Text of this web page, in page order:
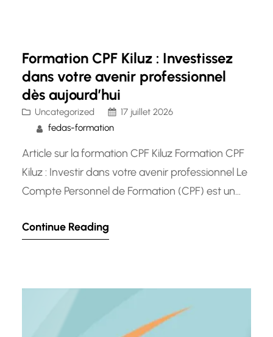
Formation CPF Kiluz : Investissez
dans votre avenir professionnel
dès aujourd’hui
Uncategorized
17 juillet 2026
fedas-formation
Article sur la formation CPF Kiluz Formation CPF
Kiluz : Investir dans votre avenir professionnel Le
Compte Personnel de Formation (CPF) est un
compétences et l’évolution professionnelle. Dans
ceux qui cherchent à investir dans leur avenir…
Continue Reading